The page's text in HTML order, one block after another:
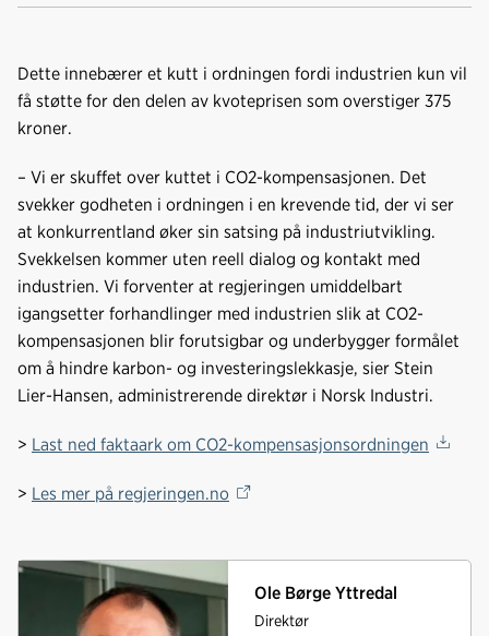
a
e
b
k
i
k
e
n
-
o
s
Dette innebærer et kutt i ordningen fordi industrien kun vil
få støtte for den delen av kvoteprisen som overstiger 375
kroner.
– Vi er skuffet over kuttet i CO2-kompensasjonen. Det
svekker godheten i ordningen i en krevende tid, der vi ser
at konkurrentland øker sin satsing på industriutvikling.
Svekkelsen kommer uten reell dialog og kontakt med
industrien. Vi forventer at regjeringen umiddelbart
igangsetter forhandlinger med industrien slik at CO2-
kompensasjonen blir forutsigbar og underbygger formålet
om å hindre karbon- og investeringslekkasje, sier Stein
Lier-Hansen, administrerende direktør i Norsk Industri.
> Last ned faktaark om CO2-kompensasjonsordningen
> Les mer på regjeringen.no
Ole Børge Yttredal
Direktør